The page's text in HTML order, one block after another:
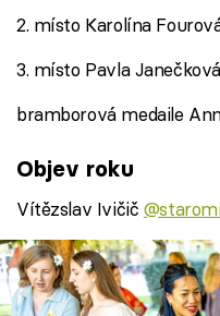
2. místo Karolína
3. místo Pavla
bramborová medaile
Objev roku
Vítězslav Ivičič